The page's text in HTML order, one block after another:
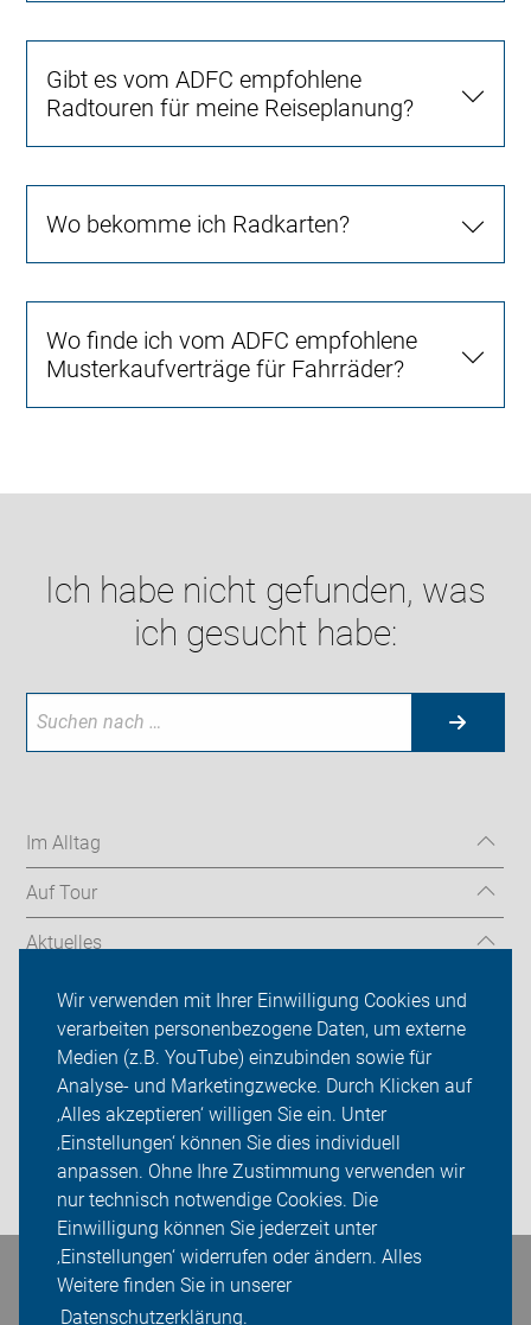
Wir verwenden mit Ihrer Einwilligung Cookies und
verarbeiten personenbezogene Daten, um externe
Medien (z.B. YouTube) einzubinden sowie für
Analyse- und Marketingzwecke. Durch Klicken auf
‚Alles akzeptieren‘ willigen Sie ein. Unter
‚Einstellungen‘ können Sie dies individuell
anpassen. Ohne Ihre Zustimmung verwenden wir
nur technisch notwendige Cookies. Die
Einwilligung können Sie jederzeit unter
‚Einstellungen‘ widerrufen oder ändern. Alles
Weitere finden Sie in unserer
Datenschutzerklärung.
Gibt es vom ADFC empfohlene
Radtouren für meine Reiseplanung?
Wo bekomme ich Radkarten?
Wo finde ich vom ADFC empfohlene
Musterkaufverträge für Fahrräder?
Ich habe nicht gefunden, was
ich gesucht habe:
Im Alltag
Auf Tour
Aktuelles
Über uns
Mitgliedschaft
Fachwissen
Presse
Login
Bleiben Sie in Kontakt